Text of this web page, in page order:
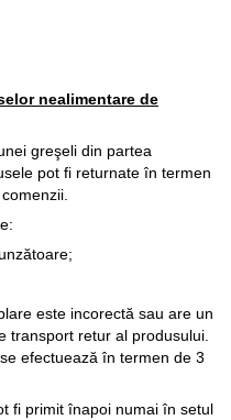
nealimentare de
greşeli din partea
pot fi returnate în termen
este incorectă sau are un
transport retur al produsului.
efectuează în termen de 3
fi primit înapoi numai în setul